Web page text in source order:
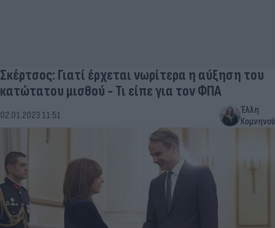
Σκέρτσος: Γιατί έρχεται νωρίτερα η αύξηση του
κατώτατου μισθού - Τι είπε για τον ΦΠΑ
02.01.2023 11:51
Έλλη
Κομνηνού